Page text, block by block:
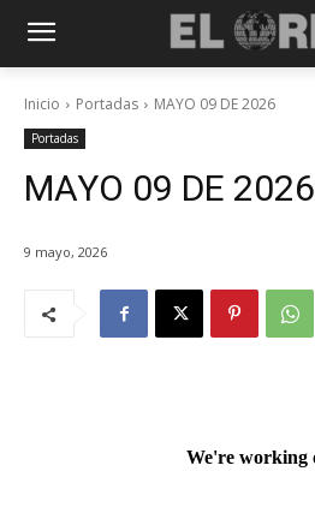
Inicio Portadas MAYO 09 DE 2026
Portadas
MAYO 09 DE 2026
9 mayo, 2026